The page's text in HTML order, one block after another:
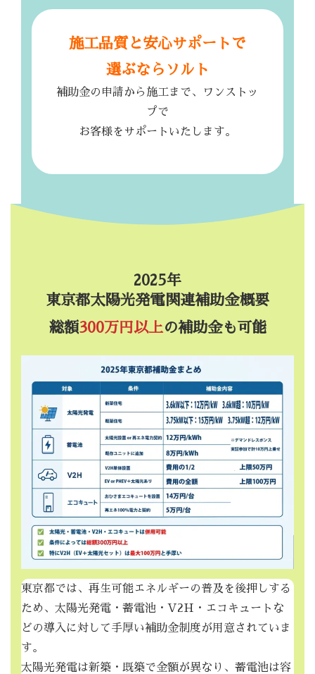
施工品質と安心サポートで
選ぶならソルト
補助金の申請から施工まで、ワンストッ
プで
お客様をサポートいたします。
2025年
東京都太陽光発電関連補助金概要
総額300万円以上の補助金も可能
東京都では、再生可能エネルギーの普及を後押しする
ため、太陽光発電・蓄電池・V2H・エコキュートな
どの導入に対して手厚い補助金制度が用意されていま
す。
太陽光発電は新築・既築で金額が異なり、蓄電池は容